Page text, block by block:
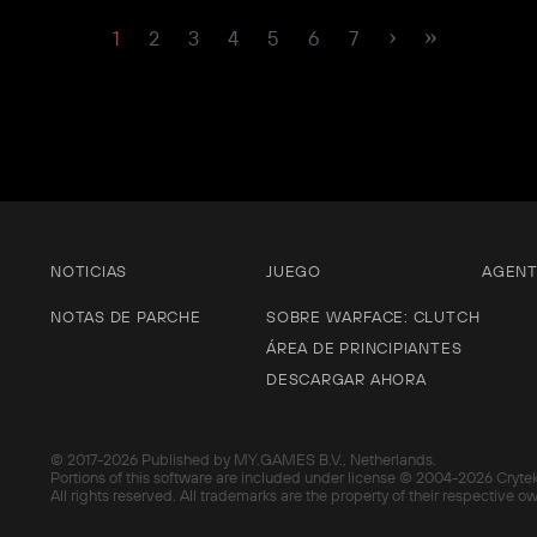
1 2 3 4 5 6 7
NOTICIAS
NOTAS DE PARCHE
JUEGO
SOBRE WARFACE: CLUTCH
ÁREA DE PRINCIPIANTES
DESCARGAR AHORA
© 2017-2026 Published by MY.GAMES B.V., Netherlands.
Portions of this software are included under license © 2004-2026
All rights reserved. All trademarks are the property of their respective